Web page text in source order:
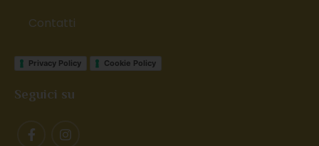
Contatti
Privacy Policy Cookie Policy
Seguici su